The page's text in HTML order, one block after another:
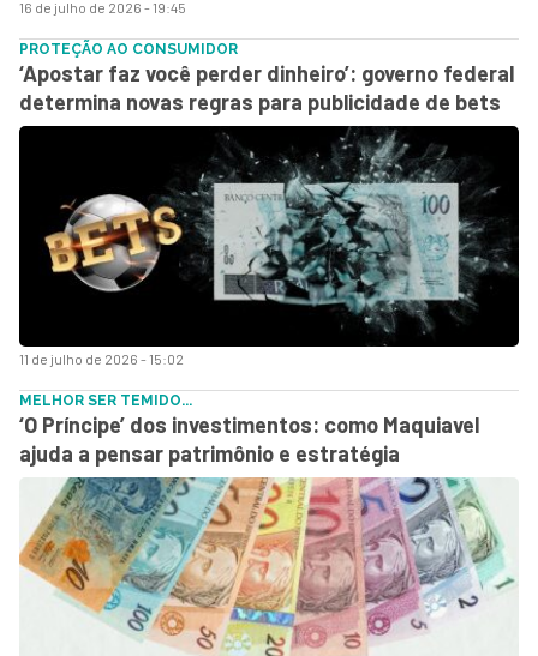
16 de julho de 2026 - 19:45
11 de julho de 2026 - 15:02
PROTEÇÃO AO CONSUMIDOR
‘Apostar faz você perder dinheiro’: governo federal
determina novas regras para publicidade de bets
MELHOR SER TEMIDO...
‘O Príncipe’ dos investimentos: como Maquiavel
ajuda a pensar patrimônio e estratégia